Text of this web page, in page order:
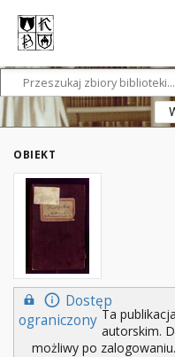
OBIEKT
Dostęp
ograniczony Ta
autorskim.
możliwy po zalogowaniu.